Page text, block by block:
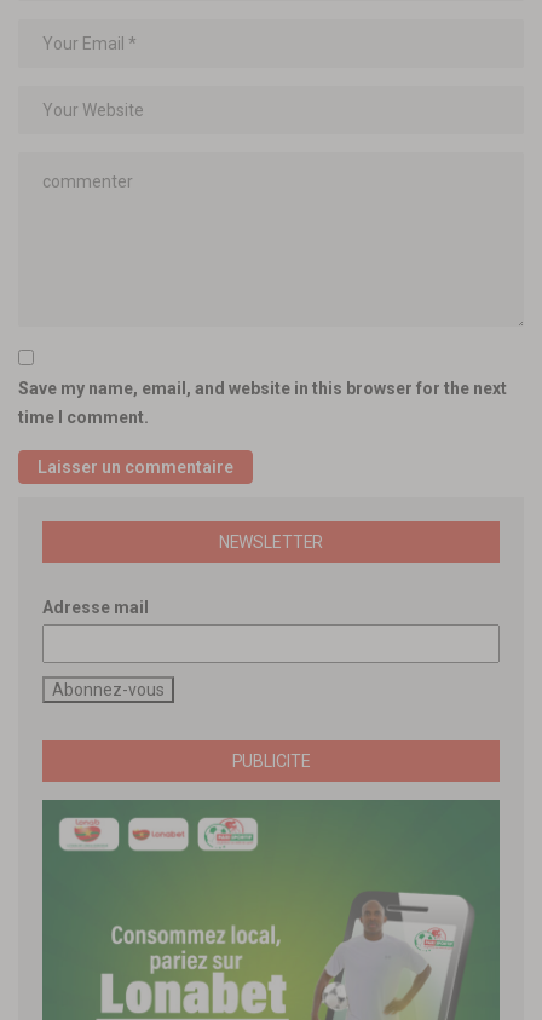
Save my name, email, and website in this browser for the next
time I comment.
NEWSLETTER
Adresse mail
PUBLICITE